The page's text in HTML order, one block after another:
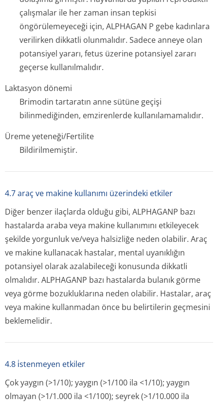
çalışmalar ile her zaman insan tepkisi
öngörülemeyeceği için, ALPHAGAN P gebe kadınlara
verilirken dikkatli olunmalıdır. Sadece anneye olan
potansiyel yararı, fetus üzerine potansiyel zararı
geçerse kullanılmalıdır.
Laktasyon dönemi
Brimodin tartaratın anne sütüne geçişi
bilinmediğinden, emzirenlerde kullanılamamalıdır.
Üreme yeteneği/Fertilite
Bildirilmemiştir.
4.7 araç ve makine kullanımı üzerindeki etkiler
Diğer benzer ilaçlarda olduğu gibi, ALPHAGANP bazı
hastalarda araba veya makine kullanımını etkileyecek
şekilde yorgunluk ve/veya halsizliğe neden olabilir. Araç
ve makine kullanacak hastalar, mental uyanıklığın
potansiyel olarak azalabileceği konusunda dikkatli
olmalıdır. ALPHAGANP bazı hastalarda bulanık görme
veya görme bozukluklarına neden olabilir. Hastalar, araç
veya makine kullanmadan önce bu belirtilerin geçmesini
beklemelidir.
4.8 i̇stenmeyen etkiler
Çok yaygın (>1/10); yaygın (>1/100 ila <1/10); yaygın
olmayan (>1/1.000 ila <1/100); seyrek (>1/10.000 ila